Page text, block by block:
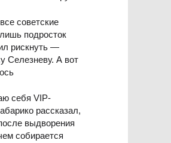
советские
подросток
рискнуть —
Селезневу. А вот
себя VIP-
рассказал,
выдворения
собирается